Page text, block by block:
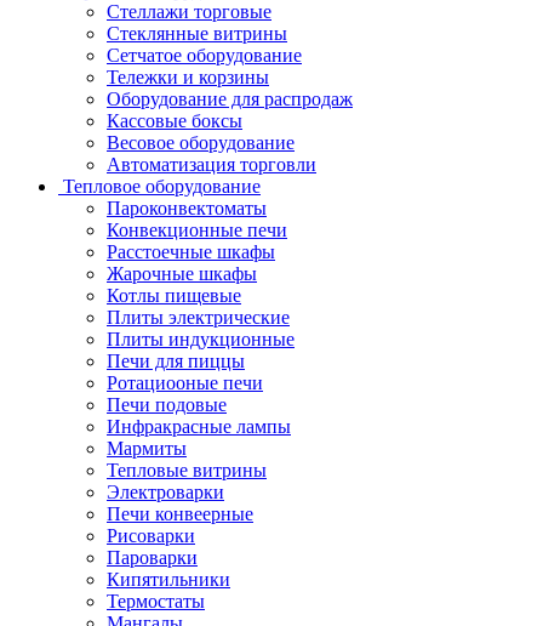
Стеллажи торговые
Стеклянные витрины
Сетчатое оборудование
Тележки и корзины
Оборудование для распродаж
Кассовые боксы
Весовое оборудование
Автоматизация торговли
Тепловое оборудование
Пароконвектоматы
Конвекционные печи
Расстоечные шкафы
Жарочные шкафы
Котлы пищевые
Плиты электрические
Плиты индукционные
Печи для пиццы
Ротациооные печи
Печи подовые
Инфракрасные лампы
Мармиты
Тепловые витрины
Электроварки
Печи конвеерные
Рисоварки
Пароварки
Кипятильники
Термостаты